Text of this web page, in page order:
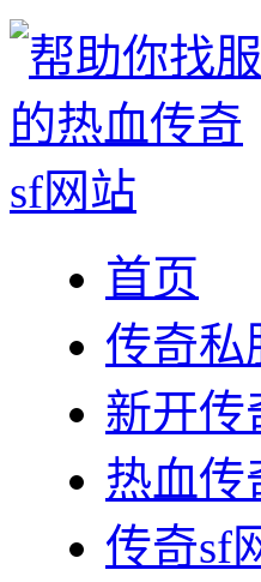
首页
传奇私
新开传
热血传
传奇sf